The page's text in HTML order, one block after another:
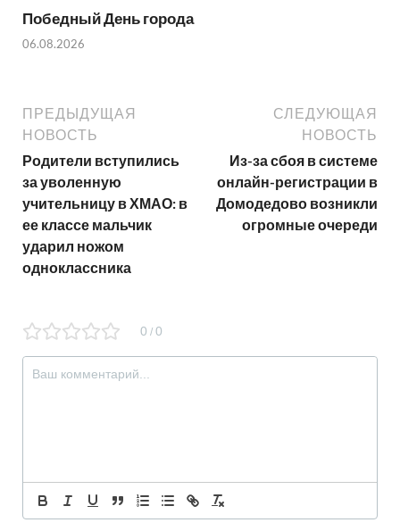
Победный День города
06.08.2026
ПРЕДЫДУЩАЯ
НОВОСТЬ
Родители вступились
за уволенную
учительницу в ХМАО: в
ее классе мальчик
ударил ножом
одноклассника
СЛЕДУЮЩАЯ
НОВОСТЬ
Из-за сбоя в системе
онлайн-регистрации в
Домодедово возникли
огромные очереди
0 / 0